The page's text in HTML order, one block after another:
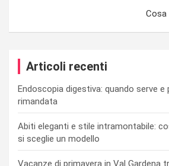
Cosa
Articoli recenti
Endoscopia digestiva: quando serve e
rimandata
Abiti eleganti e stile intramontabile:
si sceglie un modello
Vacanze di primavera in Val Gardena